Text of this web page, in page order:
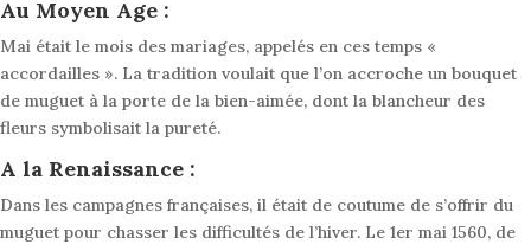
Au Moyen Age :
Mai était le mois des mariages, appelés en ces temps «
accordailles ». La tradition voulait que l’on accroche un bouquet
de muguet à la porte de la bien-aimée, dont la blancheur des
fleurs symbolisait la pureté.
A la Renaissance :
Dans les campagnes françaises, il était de coutume de s’offrir du
muguet pour chasser les difficultés de l’hiver. Le 1er mai 1560, de